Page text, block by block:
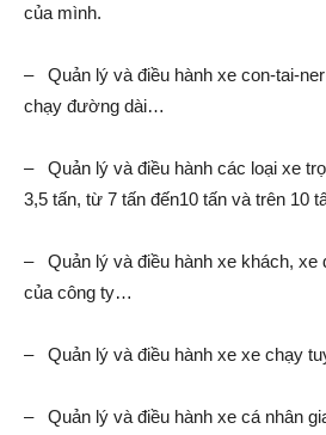
của mình.
– Quản lý và điều hành xe con-tai-
chạy đường dài…
– Quản lý và điều hành các loại xe
3,5 tấn, từ 7 tấn đến10 tấn và trên 10
– Quản lý và điều hành xe khách, xe
của công ty…
– Quản lý và điều hành xe xe chạy
– Quản lý và điều hành xe cá nhân